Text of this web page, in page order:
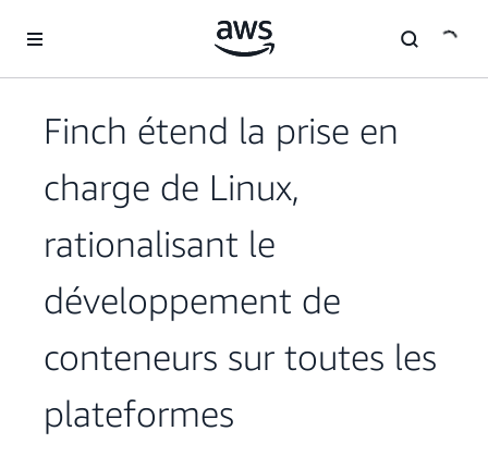
Finch étend la prise en
charge de Linux,
rationalisant le
développement de
conteneurs sur toutes les
plateformes